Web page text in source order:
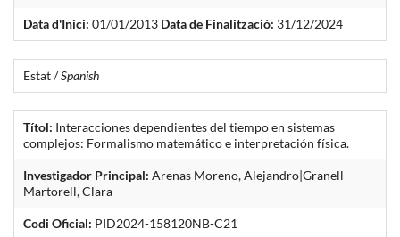
Data d'Inici: 01/01/2013 Data de Finalització: 31/12/2024
Estat /Spanish
Títol: Interacciones dependientes del tiempo en sistemas
complejos: Formalismo matemático e interpretación física.
Investigador Principal: Arenas Moreno, Alejandro|Granell
Martorell, Clara
Codi Oficial: PID2024-158120NB-C21